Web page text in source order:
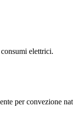
elettrici.
per convezione